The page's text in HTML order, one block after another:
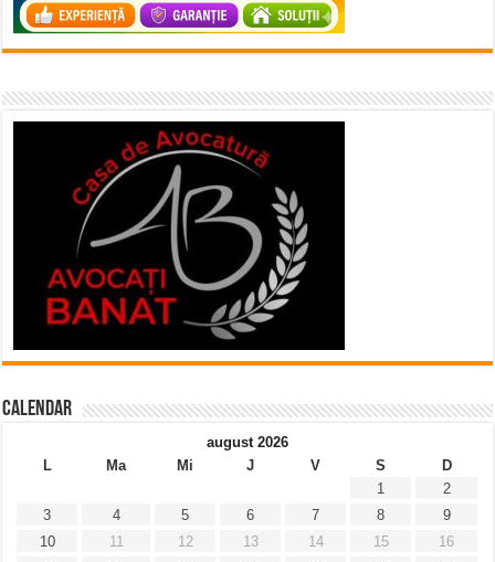
Calendar
august 2026
L
Ma Mi J V S
D
1
2
3
4 5 6 7 8
9
10
11 12 13 14 15
16